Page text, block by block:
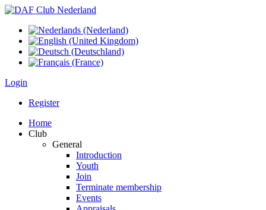
Login
Register
Home
Club
General
Introduction
Youth
Join
Terminate membership
Events